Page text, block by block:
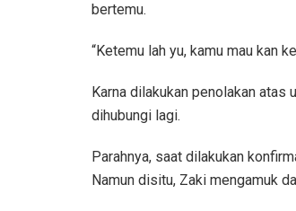
bertemu.
“Ketemu lah yu, kamu mau kan
Karna dilakukan penolakan
dihubungi lagi.
Parahnya, saat dilakukan
Namun disitu, Zaki mengamuk